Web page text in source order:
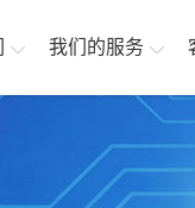
我们的服务